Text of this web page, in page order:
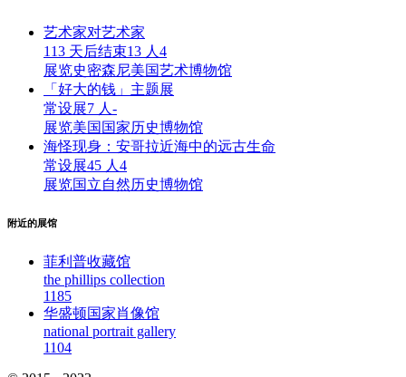
艺术家对艺术家
113 天后结束13 人 4
展览史密森尼美国艺术博物馆
「好大的钱」主题展
常设展7 人 -
展览美国国家历史博物馆
海怪现身：安哥拉近海中的远古生命
常设展45 人 4
展览国立自然历史博物馆
附近的展馆
菲利普收藏馆
the phillips collection
1185
华盛顿国家肖像馆
national portrait gallery
1104